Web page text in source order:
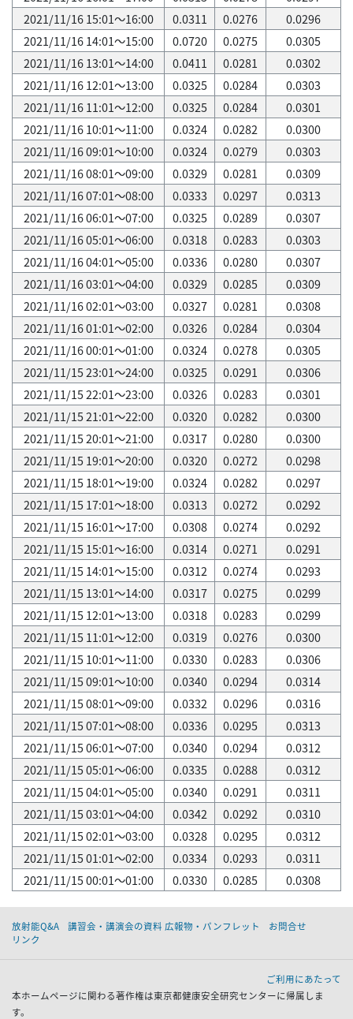
2021/11/16 15:01～16:00
0.0311 0.0276
0.0296
2021/11/16 14:01～15:00
0.0720 0.0275
0.0305
2021/11/16 13:01～14:00
0.0411 0.0281
0.0302
2021/11/16 12:01～13:00
0.0325 0.0284
0.0303
2021/11/16 11:01～12:00
0.0325 0.0284
0.0301
2021/11/16 10:01～11:00
0.0324 0.0282
0.0300
2021/11/16 09:01～10:00
0.0324 0.0279
0.0303
2021/11/16 08:01～09:00
0.0329 0.0281
0.0309
2021/11/16 07:01～08:00
0.0333 0.0297
0.0313
2021/11/16 06:01～07:00
0.0325 0.0289
0.0307
2021/11/16 05:01～06:00
0.0318 0.0283
0.0303
2021/11/16 04:01～05:00
0.0336 0.0280
0.0307
2021/11/16 03:01～04:00
0.0329 0.0285
0.0309
2021/11/16 02:01～03:00
0.0327 0.0281
0.0308
2021/11/16 01:01～02:00
0.0326 0.0284
0.0304
2021/11/16 00:01～01:00
0.0324 0.0278
0.0305
2021/11/15 23:01～24:00
0.0325 0.0291
0.0306
2021/11/15 22:01～23:00
0.0326 0.0283
0.0301
2021/11/15 21:01～22:00
0.0320 0.0282
0.0300
2021/11/15 20:01～21:00
0.0317 0.0280
0.0300
2021/11/15 19:01～20:00
0.0320 0.0272
0.0298
2021/11/15 18:01～19:00
0.0324 0.0282
0.0297
2021/11/15 17:01～18:00
0.0313 0.0272
0.0292
2021/11/15 16:01～17:00
0.0308 0.0274
0.0292
2021/11/15 15:01～16:00
0.0314 0.0271
0.0291
2021/11/15 14:01～15:00
0.0312 0.0274
0.0293
2021/11/15 13:01～14:00
0.0317 0.0275
0.0299
2021/11/15 12:01～13:00
0.0318 0.0283
0.0299
2021/11/15 11:01～12:00
0.0319 0.0276
0.0300
2021/11/15 10:01～11:00
0.0330 0.0283
0.0306
2021/11/15 09:01～10:00
0.0340 0.0294
0.0314
2021/11/15 08:01～09:00
0.0332 0.0296
0.0316
2021/11/15 07:01～08:00
0.0336 0.0295
0.0313
2021/11/15 06:01～07:00
0.0340 0.0294
0.0312
2021/11/15 05:01～06:00
0.0335 0.0288
0.0312
2021/11/15 04:01～05:00
0.0340 0.0291
0.0311
2021/11/15 03:01～04:00
0.0342 0.0292
0.0310
2021/11/15 02:01～03:00
0.0328 0.0295
0.0312
2021/11/15 01:01～02:00
0.0334 0.0293
0.0311
2021/11/15 00:01～01:00
0.0330 0.0285 0.0308
放射能Q&A 講習会・講演会の資料 広報物・パンフレット
お問合せ
リンク
ご利用にあたって
本ホームページに関わる著作権は東京都健康安全研究センターに帰属しま
す。